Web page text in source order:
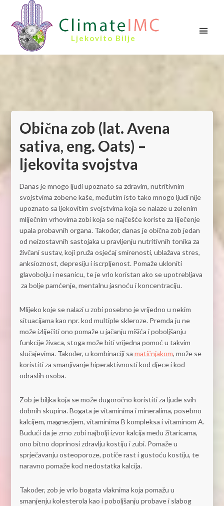
Ljekovito Bilje
Obična zob (lat. Avena
sativa, eng. Oats) –
ljekovita svojstva
Danas je mnogo ljudi upoznato sa zdravim, nutritivnim
svojstvima zobene kaše, međutim isto tako mnogo ljudi nije
upoznato sa ljekovitim svojstvima koja se nalaze u zelenim
mliječnim vrhovima zobi koja se najčešće koriste za liječenje
upala probavnih organa. Također, danas je obična zob jedan
od neizostavnih sastojaka u pravljenju nutritivnih tonika za
živčani sustav, koji pruža osjećaj smirenosti, ublažava stres,
anksioznost, depresiju i iscrpljenost. Pomaže ukloniti
glavobolju i nesanicu, te je vrlo koristan ako se upotrebljava
za bolje pamćenje, mentalnu jasnoću i koncentraciju.
Mlijeko koje se nalazi u zobi posebno je vrijedno u nekim
situacijama kao npr. kod multiple skleroze. Premda ju ne
može izliječiti ono pomaže u jačanju mišića i poboljšanju
funkcije živaca, stoga može biti vrijedna pomoć u takvim
slučajevima. Također, u kombinaciji sa matičnjakom, može se
koristiti za smanjivanje hiperaktivnosti kod djece i kod
odraslih osoba.
Zob je biljka koja se može dugoročno koristiti za ljude svih
dobnih skupina. Bogata je vitaminima i mineralima, posebno
kalcijem, magnezijem, vitaminima B kompleksa i vitaminom A.
Budući da je zrno zobi najbolji izvor kalcija među žitaricama,
ono bitno doprinosi zdravlju kostiju i zubi. Pomaže u
sprječavanju osteoporoze, potiče rast i gustoću kostiju, te
naravno pomaže kod nedostatka kalcija.
Također, zob je vrlo bogata vlaknima koja pomažu u
smanjenju kolesterola kao i poboljšanju probave i slabog